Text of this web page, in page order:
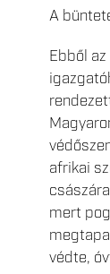
A
Ebből
afrikai
mert
védte,